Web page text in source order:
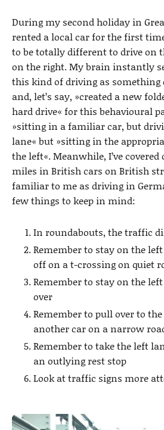
During my second holiday in
rented a local car for the first
to be totally different to drive on
on the right. My brain instantly
this kind of driving as something
and, let’s say, »created a new
hard drive« for this behavioural
»sitting in a familiar car, but
lane« but »sitting in the
the left«. Meanwhile, I’ve
miles in British cars on British
familiar to me as driving in
few things to keep in mind:
In roundabouts, the traffic
Remember to stay on the
off on a t-crossing on quiet
Remember to stay on the
over
Remember to pull over to
another car on a narrow
Remember to take the left
an outlying rest stop
Look at traffic signs more